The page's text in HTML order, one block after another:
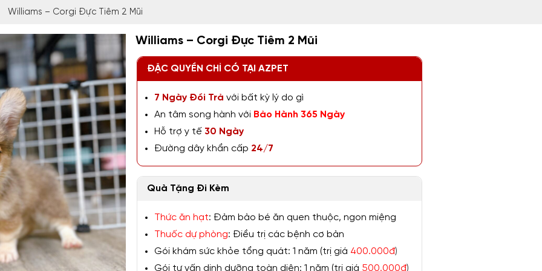
Williams – Corgi Đực Tiêm 2 Mũi
Williams – Corgi Đực Tiêm 2 Mũi
ĐẶC QUYỀN CHỈ CÓ TẠI AZPET
7 Ngày Đổi Trả với bất kỳ lý do gì
An tâm song hành với Bảo Hành 365 Ngày
Hỗ trợ y tế 30 Ngày
Đường dây khẩn cấp 24/7
Quà Tặng Đi Kèm
Thức ăn hạt: Đảm bảo bé ăn quen thuộc, ngon miệng
Thuốc dự phòng: Điều trị các bệnh cơ bản
Gói khám sức khỏe tổng quát: 1 năm (trị giá 400.000đ)
Gói tư vấn dinh dưỡng toàn diện: 1 năm (trị giá 500.000đ)